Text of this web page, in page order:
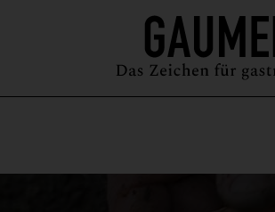
MAGAZIN GUIDE PODCAST